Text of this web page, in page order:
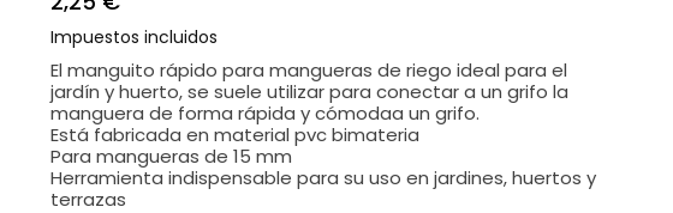
Impuestos incluidos
El manguito rápido para mangueras de riego ideal para el
jardín y huerto, se suele utilizar para conectar a un grifo la
manguera de forma rápida y cómodaa un grifo.
Está fabricada en material pvc bimateria
Para mangueras de 15 mm
Herramienta indispensable para su uso en jardines, huertos y
terrazas